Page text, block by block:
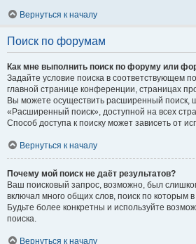
Вернуться к началу
Поиск по форумам
Как мне выполнить поиск по форуму или
Задайте условие поиска в соответствующем
главной странице конференции, страницах
Вы можете осуществить расширенный поиск,
«Расширенный поиск», доступной на всех
Способ доступа к поиску может зависеть от
Вернуться к началу
Почему мой поиск не даёт результатов?
Ваш поисковый запрос, возможно, был
включал много общих слов, поиск по которым
Будьте более конкретны и используйте
поиска.
Вернуться к началу